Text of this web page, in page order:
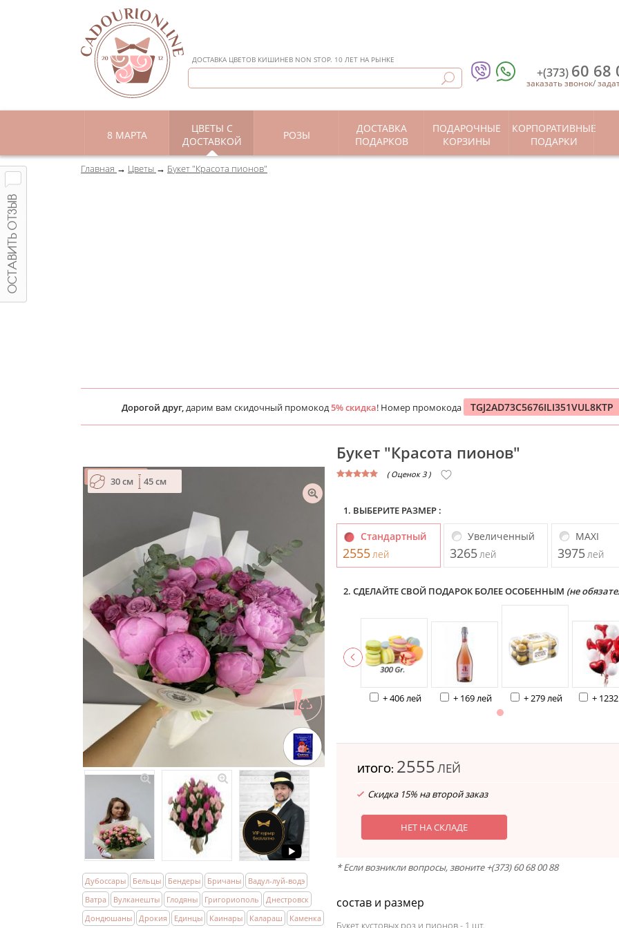
ДОСТАВКА ЦВЕТОВ КИШИНЕВ NON STOP. 10 ЛЕТ НА РЫНКЕ
+(373) 60 68
заказать звонок/
8 МАРТА
ЦВЕТЫ С
ДОСТАВКОЙ
РОЗЫ
ДОСТАВКА
ПОДАРКОВ
ПОДАРОЧНЫЕ
КОРЗИНЫ
КОРПОРАТИВНЫЕ
ПОДАРКИ
Главная Цветы Букет "Красота пионов"
Дорогой друг,дарим вам скидочный промокод5% скидка! Номер промокода TGJ2AD73C5676ILI351VUL8KTP
30 см 45 см
Дубоссары Бельцы Бендеры Бричаны
Вадул-луй-водэ
Ватра
Вулканешты Глодяны Григориополь
Днестровск
Дондюшаны
Дрокия Единцы Каинары Калараш
Каменка
Букет "Красота пионов"
( Оценок 3 )
1. ВЫБЕРИТЕ РАЗМЕР :
Стандартный
2555 лей
Увеличенный
3265 лей
MAXI
3975 лей
2. СДЕЛАЙТЕ СВОЙ ПОДАРОК БОЛЕЕ ОСОБЕННЫМ (не
+ 406 лей + 169 лей + 279 лей +
ИТОГО: 2555ЛЕЙ
Скидка 15% на второй заказ
НЕТ НА СКЛАДЕ
* Если возникли вопросы, звоните +(373) 60 68 00 88
состав и размер